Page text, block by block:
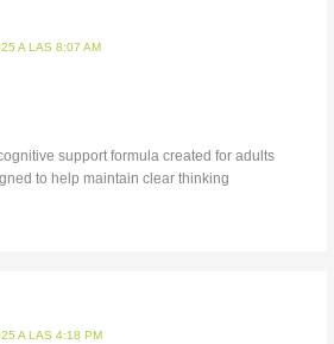
A LAS 8:07 AM
support formula created for adults
to help maintain clear thinking
A LAS 4:18 PM